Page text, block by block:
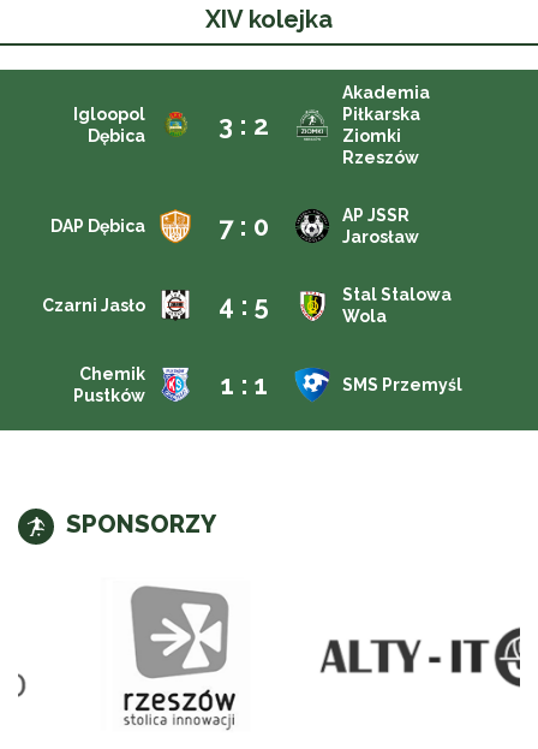
XIV kolejka
Igloopol
Dębica
3 : 2
Akademia
Piłkarska
Ziomki
Rzeszów
DAP Dębica 7 : 0
AP JSSR
Jarosław
Czarni Jasło 4 : 5
Stal Stalowa
Wola
Chemik
Pustków
1 : 1 SMS Przemyśl
SPONSORZY